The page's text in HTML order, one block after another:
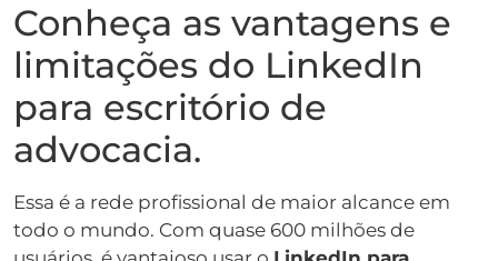
Conheça as vantagens e
limitações do LinkedIn
para escritório de
advocacia.
Essa é a rede profissional de maior alcance em
todo o mundo. Com quase 600 milhões de